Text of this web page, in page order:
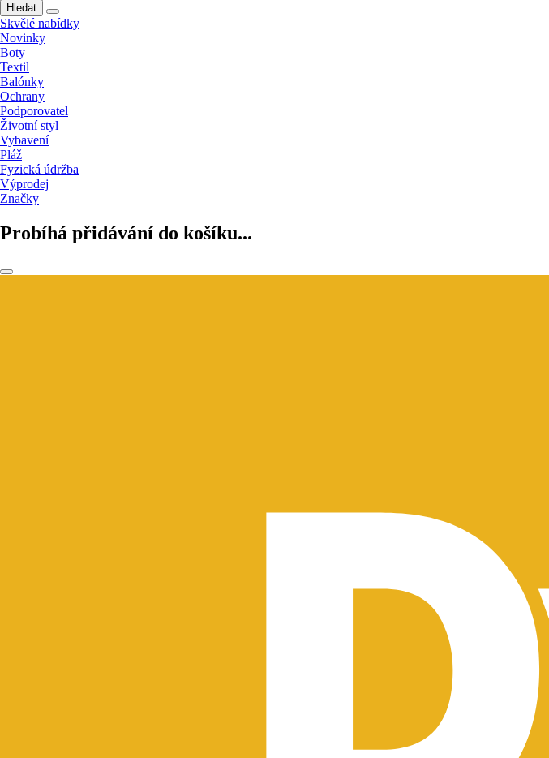
Hledat
Skvělé nabídky
Novinky
Boty
Textil
Balónky
Ochrany
Podporovatel
Životní styl
Vybavení
Pláž
Fyzická údržba
Výprodej
Značky
Probíhá přidávání do košíku...